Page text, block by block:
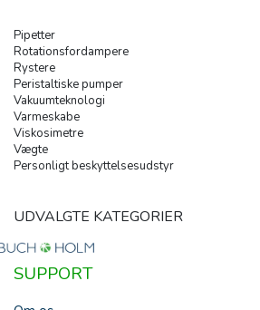
Pipetter
Rotationsfordampere
Rystere
Peristaltiske pumper
Vakuumteknologi
Varmeskabe
Viskosimetre
Vægte
Personligt beskyttelsesudstyr
UDVALGTE KATEGORIER
SUPPORT